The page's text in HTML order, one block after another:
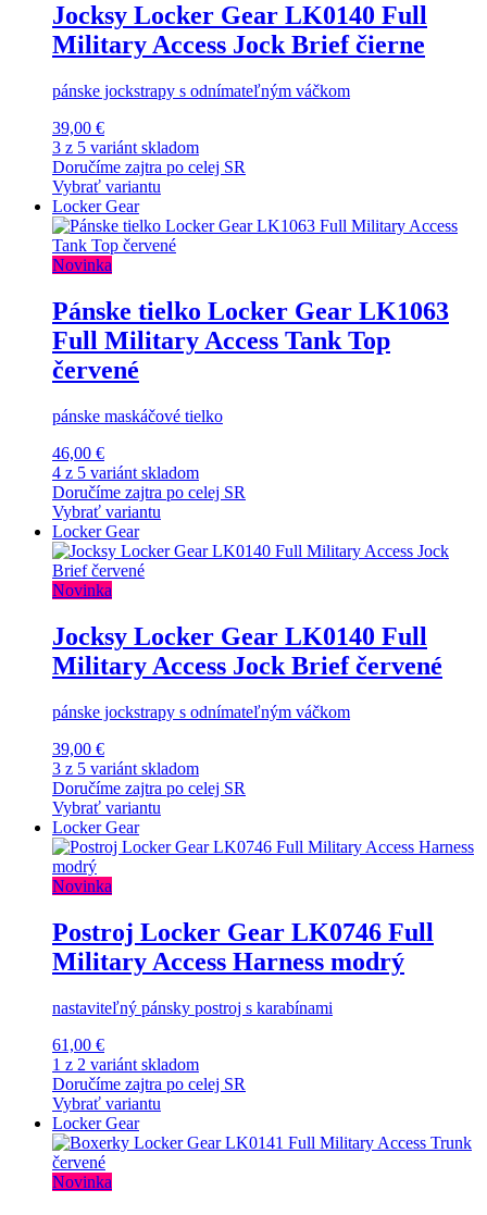
Jocksy Locker Gear LK0140 Full
Military Access Jock Brief čierne
pánske jockstrapy s odnímateľným váčkom
39,00 €
3 z 5 variánt skladom
Doručíme zajtra po celej SR
Vybrať variantu
Locker Gear
Novinka
Pánske tielko Locker Gear LK1063
Full Military Access Tank Top
červené
pánske maskáčové tielko
46,00 €
4 z 5 variánt skladom
Doručíme zajtra po celej SR
Vybrať variantu
Locker Gear
Novinka
Jocksy Locker Gear LK0140 Full
Military Access Jock Brief červené
pánske jockstrapy s odnímateľným váčkom
39,00 €
3 z 5 variánt skladom
Doručíme zajtra po celej SR
Vybrať variantu
Locker Gear
Novinka
Postroj Locker Gear LK0746 Full
Military Access Harness modrý
nastaviteľný pánsky postroj s karabínami
61,00 €
1 z 2 variánt skladom
Doručíme zajtra po celej SR
Vybrať variantu
Locker Gear
Novinka